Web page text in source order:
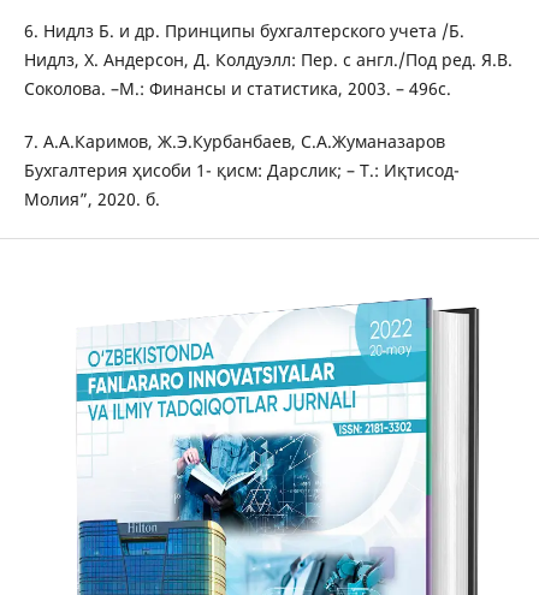
6. Нидлз Б. и др. Принципы бухгалтерского учета /Б.
Нидлз, Х. Андерсон, Д. Колдуэлл: Пер. с англ./Под ред. Я.В.
Соколова. –М.: Финансы и статистика, 2003. – 496с.
7. А.А.Каримов, Ж.Э.Курбанбаев, С.А.Жуманазаров
Бухгалтерия ҳисоби 1- қисм: Дарслик; – Т.: Иқтисод-
Молия”, 2020. б.